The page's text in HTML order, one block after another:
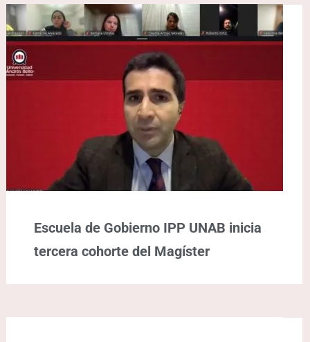
Escuela de Gobierno IPP UNAB inicia
tercera cohorte del Magíster